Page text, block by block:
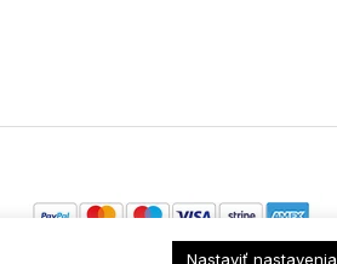
Nastaviť nastavenia